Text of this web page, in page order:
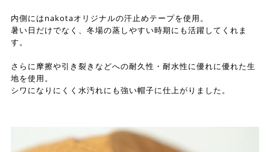
内側にはnakotaオリジナルの汗止めテープを使用。
暑い日だけでなく、冬場の蒸しやすい時期にも活躍してくれま
す。
さらに摩擦や引き裂きなどへの耐久性・耐水性に優れに優れた生
地を使用。
シワになりにくく水汚れにも強い帽子に仕上がりました。